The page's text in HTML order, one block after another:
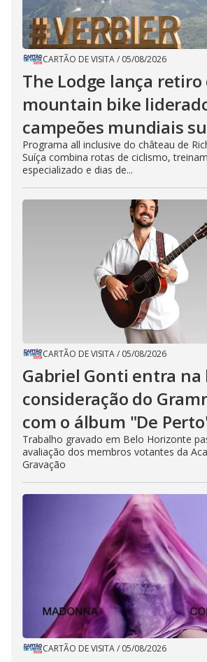
CARTÃO DE VISITA/ 05/08/2026
The Lodge lança retiro
mountain bike
campeões mundiais
Programa all inclusive do château de
Suíça combina rotas de ciclismo,
especializado e dias de...
CARTÃO DE VISITA/ 05/08/2026
Gabriel Gonti entra na
consideração do
com o álbum "De
Trabalho gravado em Belo Horizonte
avaliação dos membros votantes da
Gravação
CARTÃO DE VISITA/ 05/08/2026